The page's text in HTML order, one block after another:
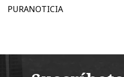
PURANOTICIA